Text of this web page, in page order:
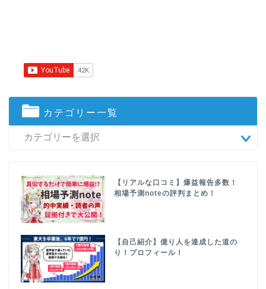
カテゴリー一覧
【リアルな口コミ】爆益報告多数！
相場予測noteの評判まとめ！
【自己紹介】億り人を達成した道の
り！プロフィール！